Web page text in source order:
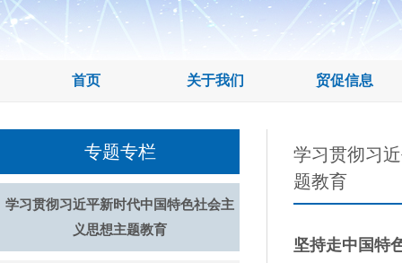
首页 关于我们 贸促信息
专题专栏
学习贯彻习近平新时代中国特色社会主
义思想主题教育
学习贯彻习
题教育
坚持走中国特